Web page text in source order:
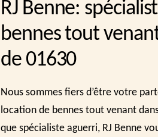
RJ Benne:
bennes tout
de 01630
Nous sommes fiers d’être votre
location de bennes tout venant
que spécialiste aguerri, RJ Benne